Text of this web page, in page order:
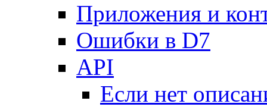
Приложения и
Ошибки в D7
API
Если нет